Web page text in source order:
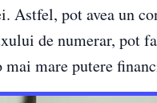
Astfel, pot avea un
de numerar, pot
mai mare putere